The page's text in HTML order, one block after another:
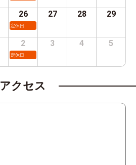
26
定休日
27 28 29
2
定休日
3 4 5
アクセス